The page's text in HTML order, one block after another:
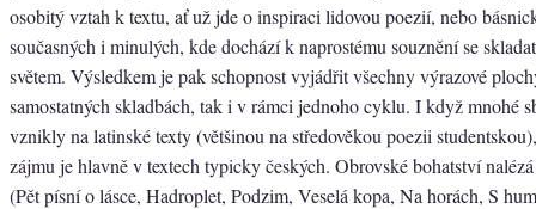
osobitý vztah k textu, ať už jde o inspiraci lidovou poezií, nebo
současných i minulých, kde dochází k naprostému souznění se
světem. Výsledkem je pak schopnost vyjádřit všechny výrazové
samostatných skladbách, tak i v rámci jednoho cyklu. I když mnohé
vznikly na latinské texty (většinou na středověkou poezii
zájmu je hlavně v textech typicky českých. Obrovské bohatství
(Pět písní o lásce, Hadroplet, Podzim, Veselá kopa, Na horách, S